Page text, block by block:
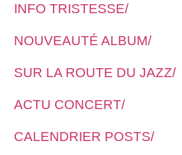
INFO TRISTESSE/
NOUVEAUTÉ ALBUM/
SUR LA ROUTE DU JAZZ/
ACTU CONCERT/
CALENDRIER POSTS/